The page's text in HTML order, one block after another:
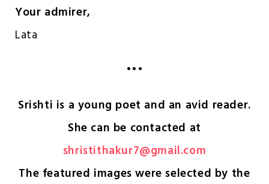
Your admirer,
Lata
•••
Srishti is a young poet and an avid reader.
She can be contacted at
shristithakur7@gmail.com
The featured images were selected by the